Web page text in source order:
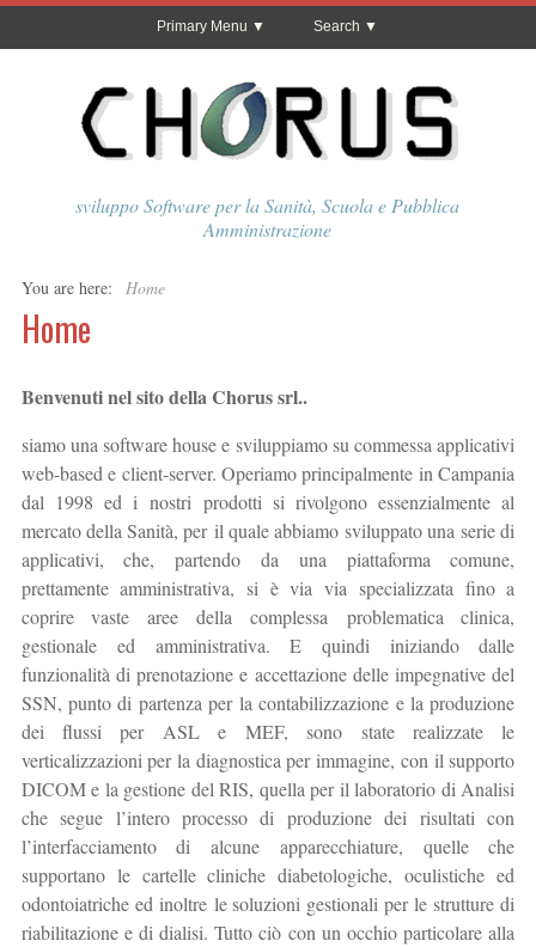
Primary Menu Search
sviluppo Software per la Sanità, Scuola e Pubblica
Amministrazione
You are here: Home
Home
Benvenuti nel sito della Chorus srl..
siamo una software house e sviluppiamo su commessa applicativi
web-based e client-server. Operiamo principalmente in Campania
dal 1998 ed i nostri prodotti si rivolgono essenzialmente al
mercato della Sanità, per il quale abbiamo sviluppato una serie di
applicativi, che, partendo da una piattaforma comune,
prettamente amministrativa, si è via via specializzata fino a
coprire vaste aree della complessa problematica clinica,
gestionale ed amministrativa. E quindi iniziando dalle
funzionalità di prenotazione e accettazione delle impegnative del
SSN, punto di partenza per la contabilizzazione e la produzione
dei flussi per ASL e MEF, sono state realizzate le
verticalizzazioni per la diagnostica per immagine, con il supporto
DICOM e la gestione del RIS, quella per il laboratorio di Analisi
che segue l’intero processo di produzione dei risultati con
l’interfacciamento di alcune apparecchiature, quelle che
supportano le cartelle cliniche diabetologiche, oculistiche ed
odontoiatriche ed inoltre le soluzioni gestionali per le strutture di
riabilitazione e di dialisi. Tutto ciò con un occhio particolare alla